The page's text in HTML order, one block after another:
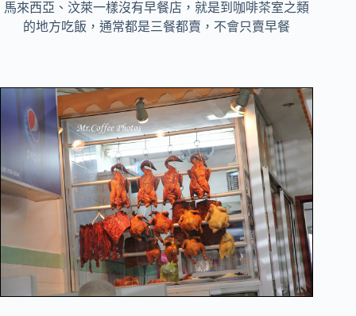
馬來西亞、汶萊一樣沒有早餐店，就是到咖啡茶室之類
的地方吃飯，通常都是三餐都賣，不會只賣早餐